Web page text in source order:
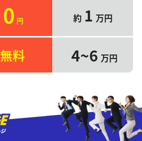
0 円 約 1 万円
無料 4~6 万円